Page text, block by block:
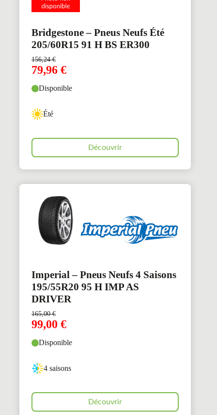
Bridgestone – Pneus Neufs Été
205/60R15 91 H BS ER300
156,24€
79,96 €
Disponible
Été
Découvrir
Imperial – Pneus Neufs 4 Saisons
195/55R20 95 H IMP AS
DRIVER
165,00€
99,00 €
Disponible
4 saisons
Découvrir